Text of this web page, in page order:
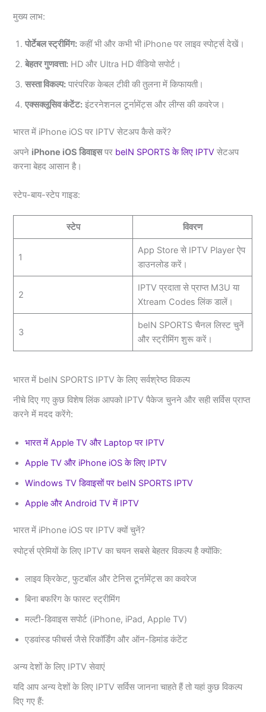
मुख्य लाभ:
पोर्टेबल स्ट्रीमिंग: कहीं भी और कभी भी iPhone पर लाइव स्पोर्ट्स देखें।
बेहतर गुणवत्ता: HD और Ultra HD वीडियो सपोर्ट।
सस्ता विकल्प: पारंपरिक केबल टीवी की तुलना में किफायती।
एक्सक्लूसिव कंटेंट: इंटरनेशनल टूर्नामेंट्स और लीग्स की कवरेज।
भारत में iPhone iOS पर IPTV सेटअप कैसे करें?
अपने iPhone iOS डिवाइसपर beIN SPORTS के लिए IPTV सेटअप
करना बेहद आसान है।
स्टेप-बाय-स्टेप गाइड:
स्टेप विवरण
1
App Store से IPTV Player ऐप
डाउनलोड करें।
2
IPTV प्रदाता से प्राप्त M3U या
Xtream Codes लिंक डालें।
3
beIN SPORTS चैनल लिस्ट चुनें
और स्ट्रीमिंग शुरू करें।
भारत में beIN SPORTS IPTV के लिए सर्वश्रेष्ठ विकल्प
नीचे दिए गए कुछ विशेष लिंक आपको IPTV पैकेज चुनने और सही सर्विस प्राप्त
करने में मदद करेंगे:
भारत में Apple TV और Laptop पर IPTV
Apple TV और iPhone iOS के लिए IPTV
Windows TV डिवाइसों पर beIN SPORTS IPTV
Apple और Android TV में IPTV
भारत में iPhone iOS पर IPTV क्यों चुनें?
स्पोर्ट्स प्रेमियों के लिए IPTV का चयन सबसे बेहतर विकल्प है क्योंकि:
लाइव क्रिकेट, फुटबॉल और टेनिस टूर्नामेंट्स का कवरेज
बिना बफरिंग के फास्ट स्ट्रीमिंग
मल्टी-डिवाइस सपोर्ट (iPhone, iPad, Apple TV)
एडवांस्ड फीचर्स जैसे रिकॉर्डिंग और ऑन-डिमांड कंटेंट
अन्य देशों के लिए IPTV सेवाएं
यदि आप अन्य देशों के लिए IPTV सर्विस जानना चाहते हैं तो यहां कुछ विकल्प
दिए गए हैं: